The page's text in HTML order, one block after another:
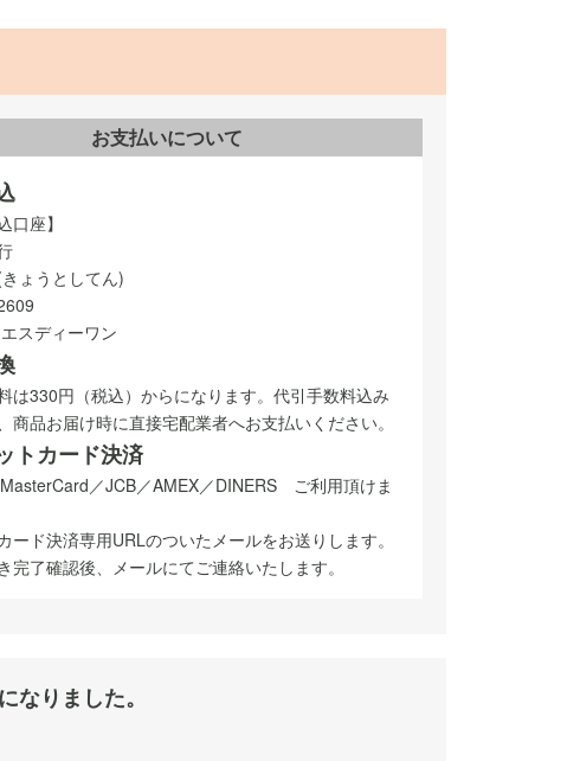
お支払いについて
口座】
ょうとしてん)
スディーワン
は330円（税込）からになります。代引手数料込み
商品お届け時に直接宅配業者へお支払いください。
トカード決済
MasterCard／JCB／AMEX／DINERS ご利用頂けま
ード決済専用URLのついたメールをお送りします。
完了確認後、メールにてご連絡いたします。
なりました。